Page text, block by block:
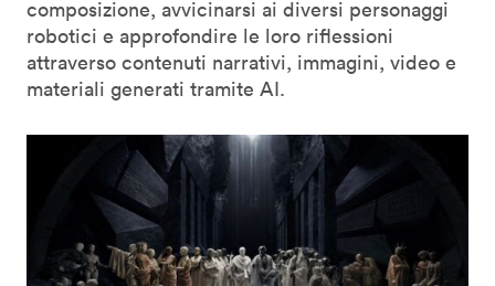
composizione, avvicinarsi ai diversi personaggi
robotici e approfondire le loro riflessioni
attraverso contenuti narrativi, immagini, video e
materiali generati tramite AI.